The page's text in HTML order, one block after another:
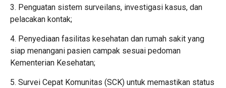
3. Penguatan sistem surveilans, investigasi kasus, dan
pelacakan kontak;
4. Penyediaan fasilitas kesehatan dan rumah sakit yang
siap menangani pasien campak sesuai pedoman
Kementerian Kesehatan;
5. Survei Cepat Komunitas (SCK) untuk memastikan status